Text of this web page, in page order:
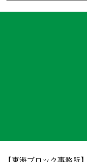
【東海ブロック事務所】